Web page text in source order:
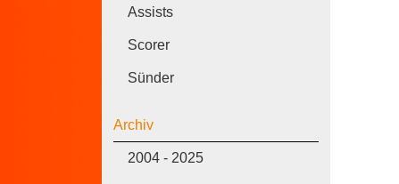
Assists
Scorer
Sünder
Archiv
2004 - 2025